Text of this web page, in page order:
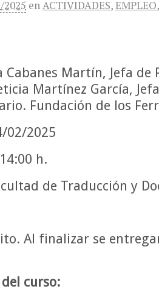
2025 enACTIVIDADES,EMPLEO
Cabanes Martín, Jefa de
Martínez García,
Fundación de los
02/2025
h.
de Traducción y
Al finalizar se
curso: